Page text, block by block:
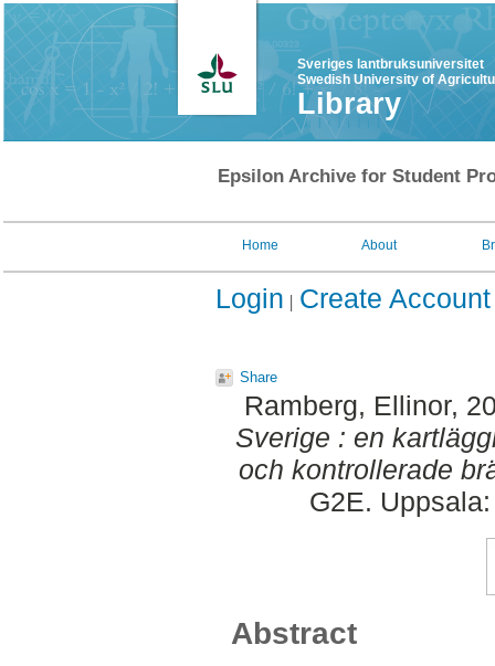
Sveriges lantbruksuniversitet
Swedish University of
Library
Epsilon Archive for Student
Home About
Login Create Account
Share
Ramberg, Ellinor,
Sverige : en
och kontrollerade
G2E.
Abstract